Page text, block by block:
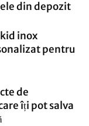
din depozit
inox
pentru
de
îți pot salva